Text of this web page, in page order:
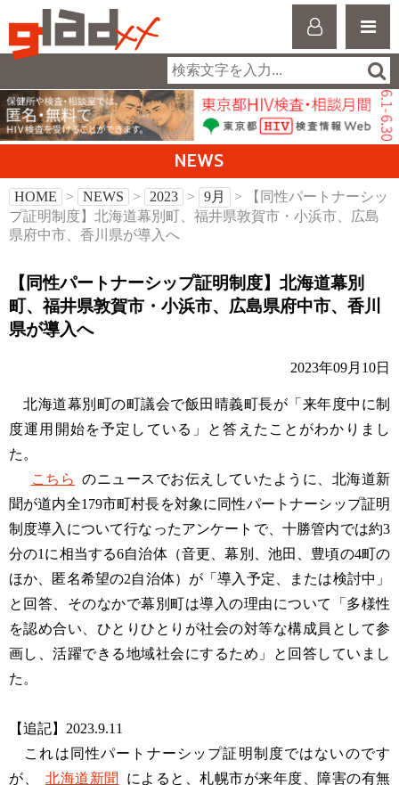
NEWS
HOME > NEWS > 2023 > 9月
> 【同性パートナーシッ
プ証明制度】北海道幕別町、福井県敦賀市・小浜市、広島
県府中市、香川県が導入へ
【同性パートナーシップ証明制度】北海道幕別
町、福井県敦賀市・小浜市、広島県府中市、香川
県が導入へ
2023年09月10日
北海道幕別町の町議会で飯田晴義町長が「来年度中に制
度運用開始を予定している」と答えたことがわかりまし
た。
こちら のニュースでお伝えしていたように、北海道新
聞が道内全179市町村長を対象に同性パートナーシップ証明
制度導入について行なったアンケートで、十勝管内では約3
分の1に相当する6自治体（音更、幕別、池田、豊頃の4町の
ほか、匿名希望の2自治体）が「導入予定、または検討中」
と回答、そのなかで幕別町は導入の理由について「多様性
を認め合い、ひとりひとりが社会の対等な構成員として参
画し、活躍できる地域社会にするため」と回答していまし
た。
【追記】2023.9.11
これは同性パートナーシップ証明制度ではないのです
が、
北海道新聞
によると、札幌市が来年度、障害の有無